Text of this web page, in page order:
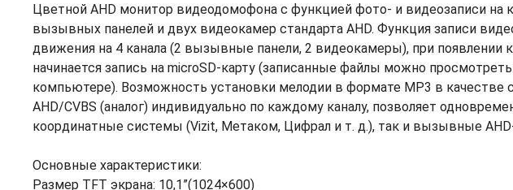
Цветной AHD монитор видеодомофона с функцией фото- и видеозаписи на
вызывных панелей и двух видеокамер стандарта AHD. Функция записи
движения на 4 канала (2 вызывные панели, 2 видеокамеры), при появлении
начинается запись на microSD-карту (записанные файлы можно
компьютере). Возможность установки мелодии в формате MP3 в
AHD/CVBS (аналог) индивидуально по каждому каналу, позволяет
координатные системы (Vizit, Метаком, Цифрал и т. д.), так и вызывные
Основные характеристики:
Размер TFT экрана: 10,1”(1024×600)